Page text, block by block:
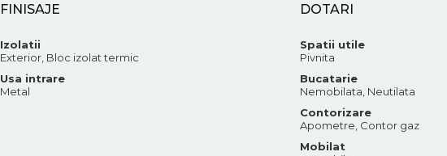
FINISAJE
Izolatii
Exterior, Bloc izolat termic
Usa intrare
Metal
DOTARI
Spatii utile
Pivnita
Bucatarie
Nemobilata, Neutilata
Contorizare
Apometre, Contor gaz
Mobilat